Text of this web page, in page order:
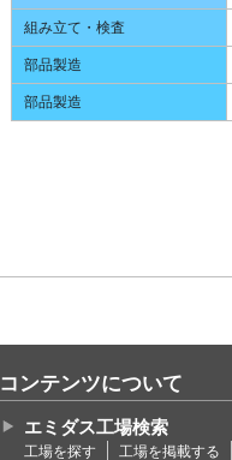
組み立て・検査
部品製造
部品製造
コンテンツについて
エミダス工場検索
工場を探す 工場を掲載する